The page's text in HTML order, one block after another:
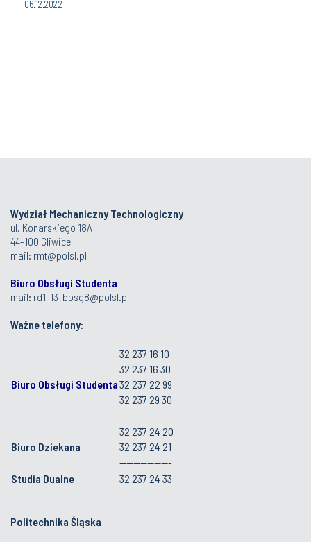
06.12.2022
Wydział Mechaniczny Technologiczny
ul. Konarskiego 18A
44-100 Gliwice
mail: rmt@polsl.pl
Biuro Obsługi Studenta
mail: rd1-13-bosg8@polsl.pl
Ważne telefony:
Biuro Obsługi Studenta
32 237 16 10
32 237 16 30
32 237 22 99
32 237 29 30
---------------
Biuro Dziekana
32 237 24 20
32 237 24 21
---------------
Studia Dualne
32 237 24 33
Politechnika Śląska